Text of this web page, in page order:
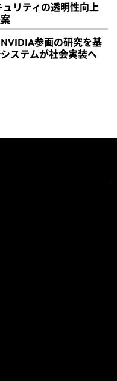
リティの透明性向上
参画の研究を基
ステムが社会実装へ